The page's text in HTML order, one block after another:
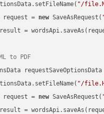
"/
request = new SaveAsRequest(
result =
to PDF
"/
request = new SaveAsRequest(